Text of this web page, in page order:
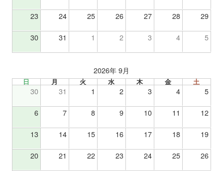
23 24 25 26 27 28 29
30 31 1 2 3 4 5
2026年 9月
日 月 火 水 木 金 土
30 31 1 2 3 4 5
6 7 8 9 10 11 12
13 14 15 16 17 18 19
20 21 22 23 24 25 26